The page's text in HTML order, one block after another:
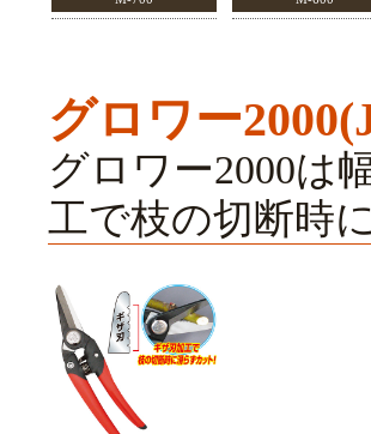
グロワー
グロワー2000は
工で枝の切断時